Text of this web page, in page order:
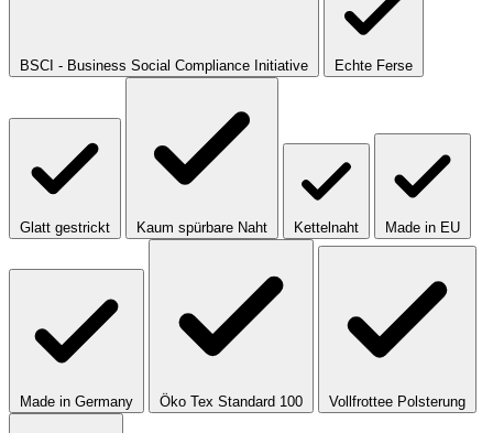
BSCI - Business Social Compliance Initiative Echte Ferse
Glatt gestrickt Kaum spürbare Naht Kettelnaht Made in EU
Made in Germany Öko Tex Standard 100 Vollfrottee Polsterung